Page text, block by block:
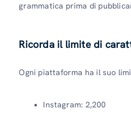
grammatica prima di
Ricorda il limite di
Ogni piattaforma ha il suo
Instagram: 2,200